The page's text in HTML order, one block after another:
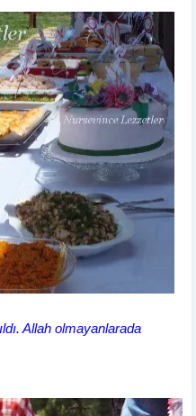
Allah olmayanlarada